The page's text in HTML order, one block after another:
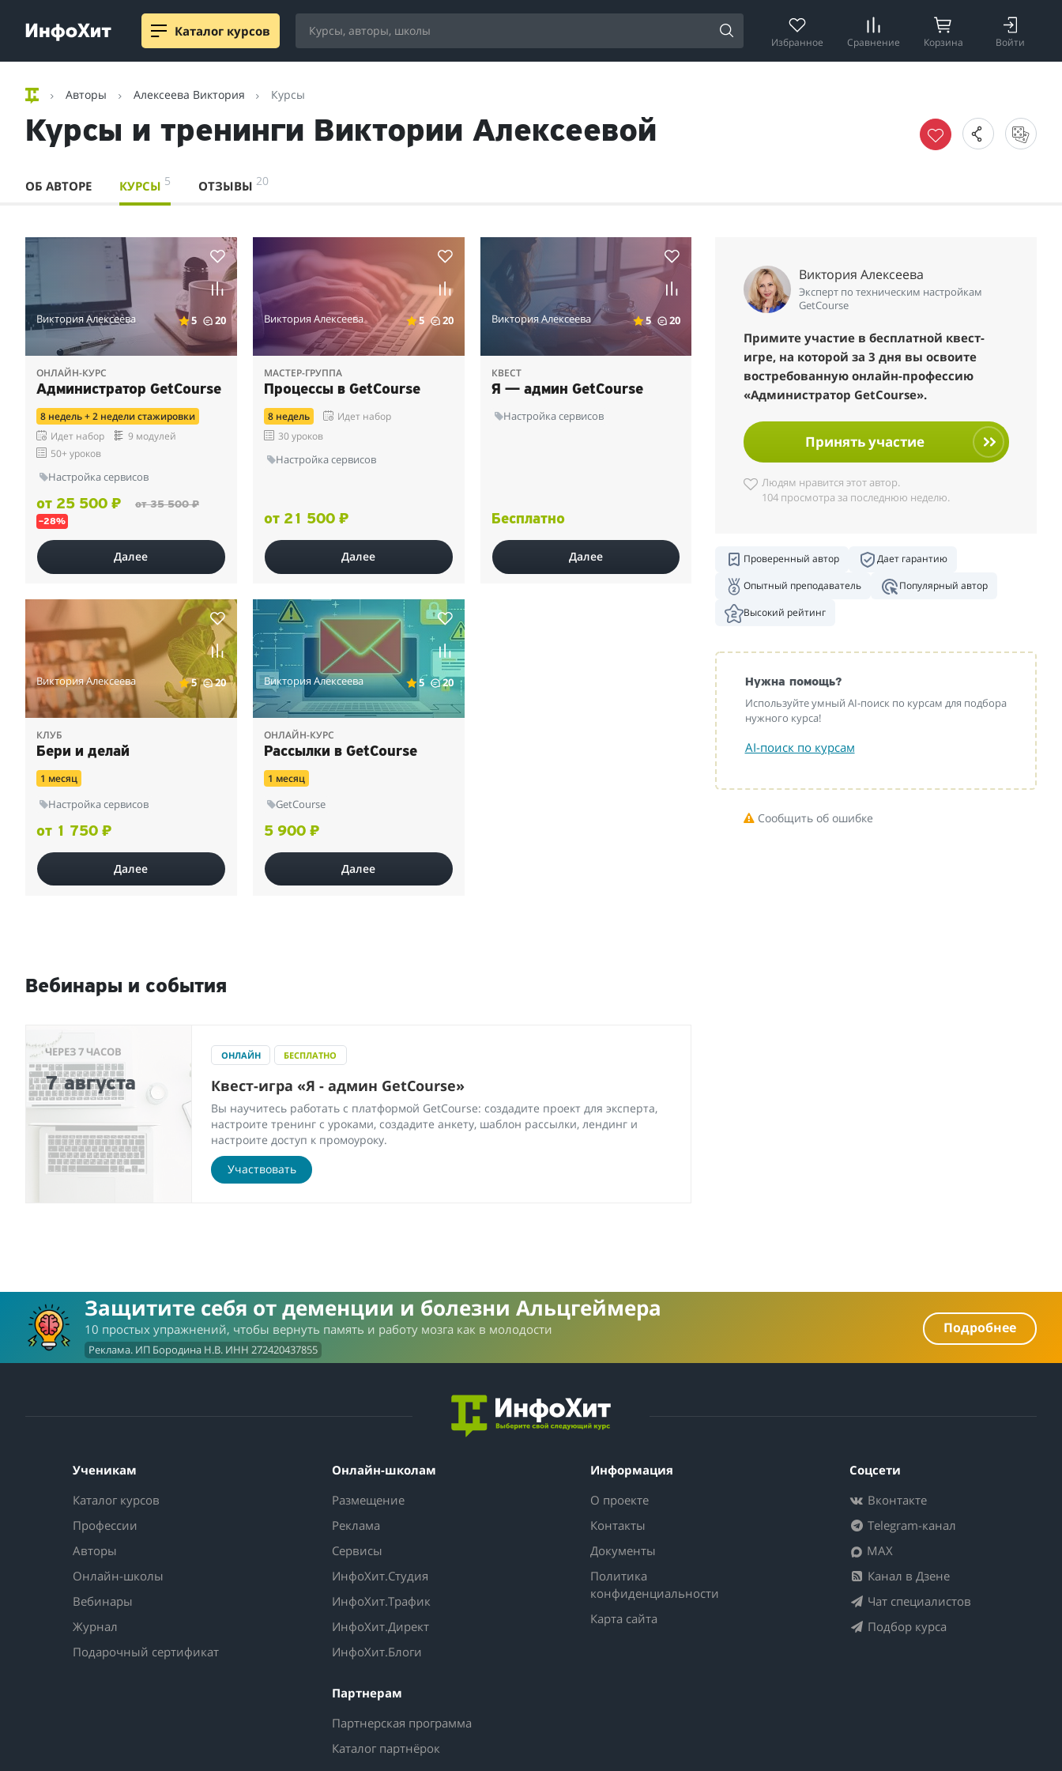
Каталог курсов
Избранное Сравнение Корзина Войти
Авторы Алексеева Виктория Курсы
Курсы и тренинги Виктории Алексеевой
ОБ АВТОРЕ КУРСЫ 5 ОТЗЫВЫ20
Виктория Алексеева 5 20
ОНЛАЙН-КУРС
Администратор GetCourse
8 недель + 2 недели стажировки
Идет набор
9 модулей
50+ уроков
Настройка сервисов
от 25 500 ₽ от 35 500 ₽
–28%
Далее
Виктория Алексеева 5 20
МАСТЕР-ГРУППА
Процессы в GetCourse
8 недель
Идет набор
30 уроков
Настройка сервисов
от 21 500 ₽
Далее
Виктория Алексеева 5 20
КВЕСТ
Я — админ GetCourse
Настройка сервисов
Бесплатно
Далее
Виктория Алексеева 5 20
КЛУБ
Бери и делай
1 месяц
Настройка сервисов
от 1 750 ₽
Далее
Виктория Алексеева 5 20
ОНЛАЙН-КУРС
Рассылки в GetCourse
1 месяц
GetCourse
5 900 ₽
Далее
Вебинары и события
ЧЕРЕЗ 7 ЧАСОВ
7 августа
ОНЛАЙН БЕСПЛАТНО
Квест-игра «Я - админ GetCourse»
Вы научитесь работать с платформой GetCourse: создадите проект для эксперта,
настроите тренинг с уроками, создадите анкету, шаблон рассылки, лендинг и
настроите доступ к промоуроку.
Участвовать
Виктория Алексеева
Эксперт по техническим настройкам
GetCourse
Примите участие в бесплатной квест-
игре, на которой за 3 дня вы освоите
востребованную онлайн-профессию
«Администратор GetCourse».
Принять участие
Людям нравится этот автор.
104 просмотра за последнюю неделю.
Проверенный автор
Дает гарантию
Опытный преподаватель
Популярный автор
Высокий рейтинг
Нужна помощь?
Используйте умный AI-поиск по курсам для подбора
нужного курса!
AI-поиск по курсам
Сообщить об ошибке
Защитите себя от деменции и болезни Альцгеймера
10 простых упражнений, чтобы вернуть память и работу мозга как в молодости
Реклама. ИП Бородина Н.В. ИНН 272420437855
Подробнее
Ученикам
Каталог курсов
Профессии
Авторы
Онлайн-школы
Вебинары
Журнал
Подарочный сертификат
Онлайн-школам
Размещение
Реклама
Сервисы
ИнфоХит.Студия
ИнфоХит.Трафик
ИнфоХит.Директ
ИнфоХит.Блоги
Партнерам
Партнерская программа
Каталог партнёрок
Информация
О проекте
Контакты
Документы
Политика
конфиденциальности
Карта сайта
Соцсети
Вконтакте
Telegram-канал
MAX
Канал в Дзене
Чат специалистов
Подбор курса